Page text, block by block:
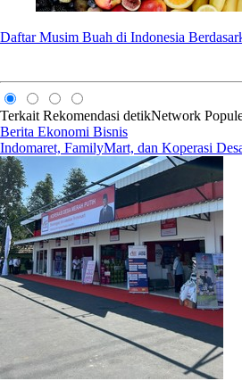
Daftar Musim Buah di Indonesia
Terkait Rekomendasi detikNetwork
Berita Ekonomi Bisnis
Indomaret, FamilyMart, dan Koperasi